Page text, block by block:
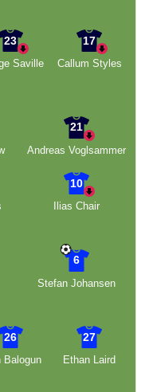
23
Saville
17
Callum Styles
21
Andreas Voglsammer
10
Ilias Chair
6
Stefan Johansen
26
Balogun
27
Ethan Laird